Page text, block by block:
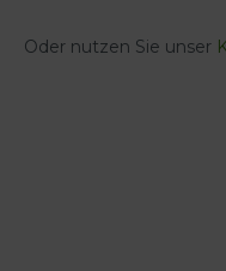
Oder nutzen Sie unser